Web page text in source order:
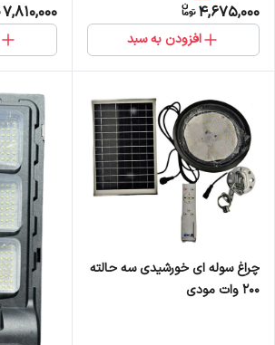
4,675,000
افزودن به سبد
7,810,000
چراغ سوله ای خورشیدی سه حالته
200 وات مودی